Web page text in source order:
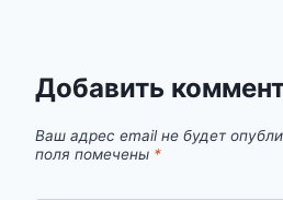
Добавить
Ваш адрес email не будет
поля помечены *